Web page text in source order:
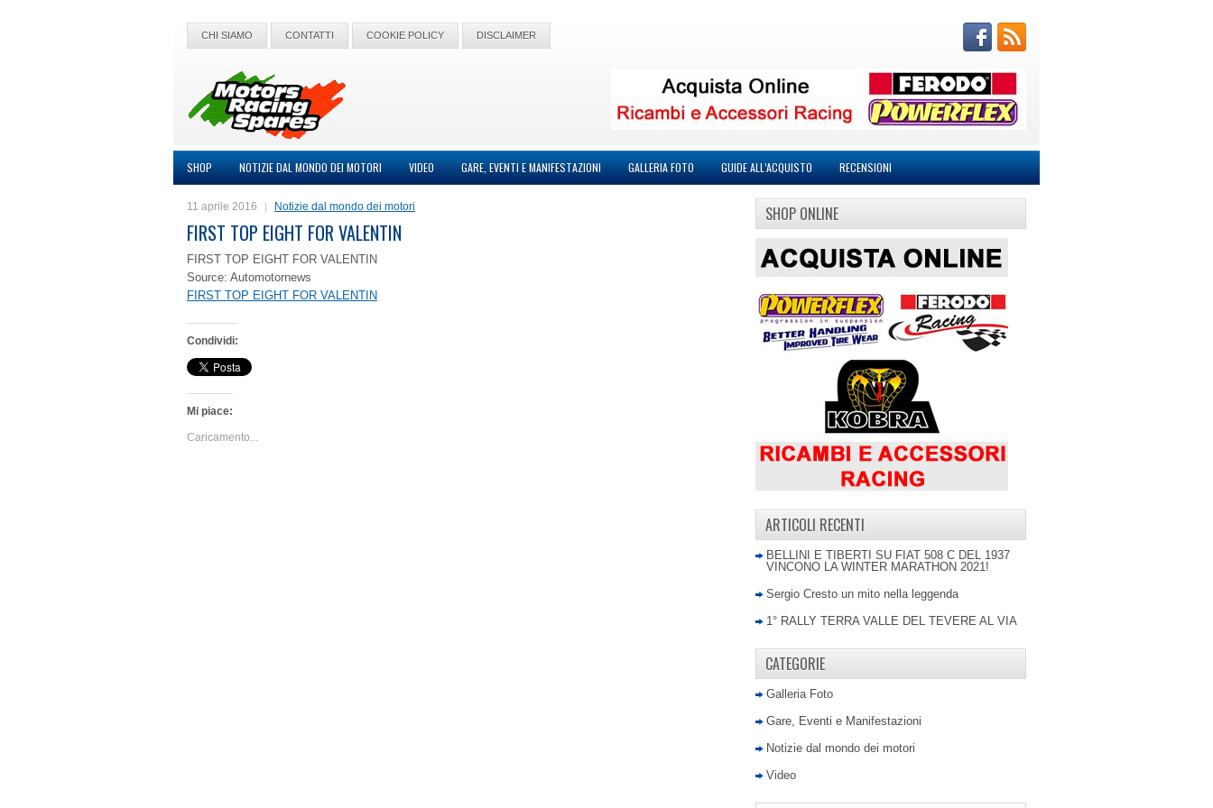
CHI SIAMO CONTATTI COOKIE POLICY DISCLAIMER
SHOP NOTIZIE DAL MONDO DEI MOTORI VIDEO GARE, EVENTI E MANIFESTAZIONI GALLERIA FOTO GUIDE ALL’ACQUISTO RECENSIONI
11 aprile 2016 Notizie dal mondo dei motori
FIRST TOP EIGHT FOR VALENTIN
FIRST TOP EIGHT FOR VALENTIN
Source: Automotornews
FIRST TOP EIGHT FOR VALENTIN
Condividi:
Mi piace:
Caricamento...
SHOP ONLINE
ARTICOLI RECENTI
BELLINI E TIBERTI SU FIAT 508 C DEL 1937
VINCONO LA WINTER MARATHON 2021!
Sergio Cresto un mito nella leggenda
1° RALLY TERRA VALLE DEL TEVERE AL VIA
CATEGORIE
Galleria Foto
Gare, Eventi e Manifestazioni
Notizie dal mondo dei motori
Video